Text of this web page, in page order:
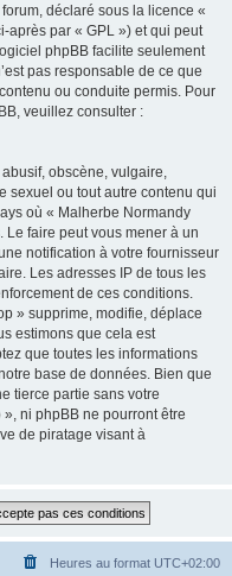
déclaré sous la licence «
après par « GPL ») et qui peut
phpBB facilite seulement
pas responsable de ce que
ou conduite permis. Pour
veuillez consulter :
obscène, vulgaire,
sexuel ou tout autre contenu qui
où « Malherbe Normandy
faire peut vous mener à un
notification à votre fournisseur
Les adresses IP de tous les
de ces conditions.
» supprime, modifie, déplace
estimons que cela est
que toutes les informations
base de données. Bien que
tierce partie sans votre
ni phpBB ne pourront être
de piratage visant à
Heures au format UTC+02:00